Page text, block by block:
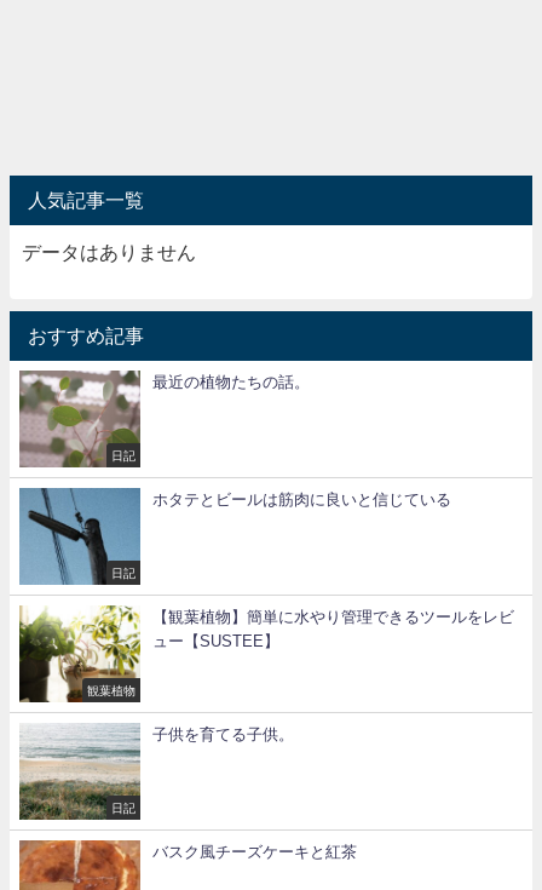
人気記事一覧
データはありません
おすすめ記事
日記
最近の植物たちの話。
日記
ホタテとビールは筋肉に良いと信じている
観葉植物
【観葉植物】簡単に水やり管理できるツールをレビ
ュー【SUSTEE】
日記
子供を育てる子供。
バスク風チーズケーキと紅茶